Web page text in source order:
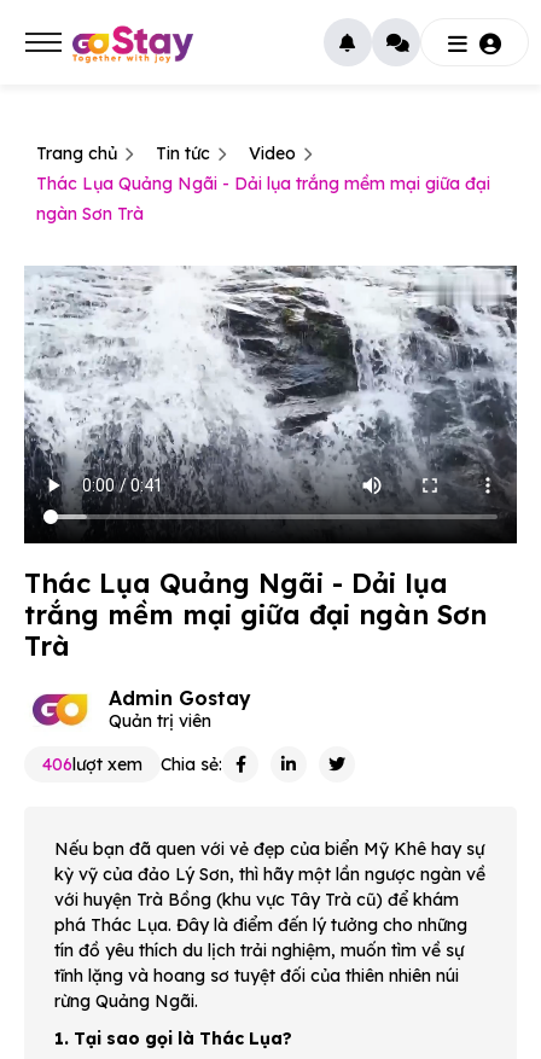
Trang chủ Tin tức
Video
Thác Lụa Quảng Ngãi - Dải lụa trắng mềm mại giữa đại
ngàn Sơn Trà
Thác Lụa Quảng Ngãi - Dải lụa
trắng mềm mại giữa đại ngàn Sơn
Trà
Admin Gostay
Quản trị viên
406lượt xem Chia sẻ:
Nếu bạn đã quen với vẻ đẹp của biển Mỹ Khê hay sự
kỳ vỹ của đảo Lý Sơn, thì hãy một lần ngược ngàn về
với huyện Trà Bồng (khu vực Tây Trà cũ) để khám
phá Thác Lụa. Đây là điểm đến lý tưởng cho những
tín đồ yêu thích du lịch trải nghiệm, muốn tìm về sự
tĩnh lặng và hoang sơ tuyệt đối của thiên nhiên núi
rừng Quảng Ngãi.
1. Tại sao gọi là Thác Lụa?